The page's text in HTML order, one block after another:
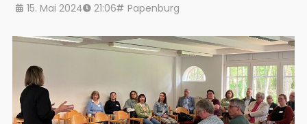
15. Mai 2024 21:06 Papenburg